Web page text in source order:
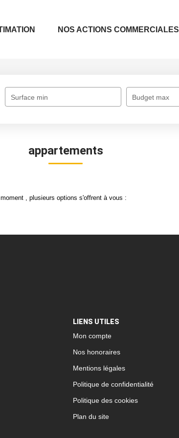
NOS ACTIONS COMMERCIALES
Surface min Budget max
appartements
, plusieurs options s'offrent à vous :
LIENS UTILES
Mon compte
Nos honoraires
Mentions légales
Politique de confidentialité
Politique des cookies
Plan du site